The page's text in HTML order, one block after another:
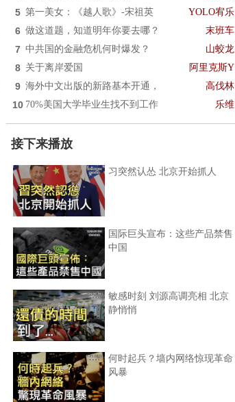
5 第一美女：《越人歌》-宋祖英 YOLO宥乐
6 做这道题，知道明年你要去哪？ 末班车
7 中共国的金融危机何时爆发？ 山蛟龙
8 关于离岸爱国 阿里克斯Y
9 海外中文出版的新路基本开通， 高伐林
10 70%美国大学毕业生找不到工作 乐维
接下来播放
习突然认怂 北京开始抓人
国际巨头宣布：这些产品禁售
中国
敏感时刻 刘源高调亮相 北京
静悄悄
何时起兵？墙内网络惊现革命
风暴